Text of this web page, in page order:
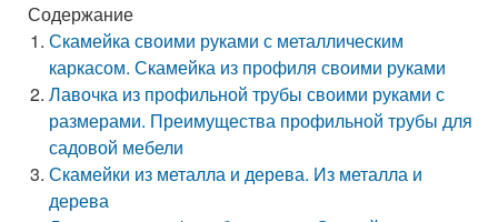
Содержание
Скамейка своими руками с металлическим
каркасом. Скамейка из профиля своими руками
Лавочка из профильной трубы своими руками с
размерами. Преимущества профильной трубы для
садовой мебели
Скамейки из металла и дерева. Из металла и
дерева